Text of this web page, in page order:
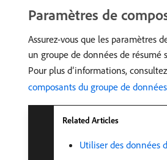
Paramètres de
Assurez-vous que les paramètres
un groupe de données de résumé
Pour plus d’informations, consultez
composants du groupe de
Related Articles
Utiliser des données